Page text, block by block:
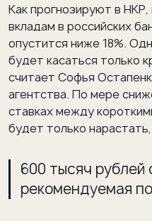
Как прогнозируют в НКР,
вкладам в российских
опустится ниже 18%.
будет касаться только
считает Софья
агентства. По мере
ставках между
будет только
600 тысяч рублей
рекомендуемая